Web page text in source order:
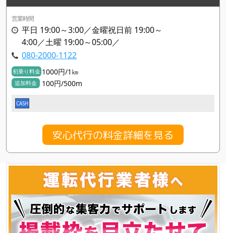
営業時間
平日 19:00～3:00／金曜祝日前 19:00～
4:00／土曜 19:00～05:00／
080-2000-1122
初乗り料金 1000円/1㎞
追加料金 100円/500m
CASH
安心代行の料金詳細を見る